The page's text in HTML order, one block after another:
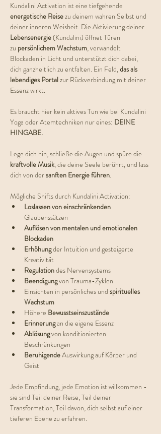
Kundalini Activation ist eine tiefgehende
energetische Reise zu deinem wahren Selbst und
deiner inneren Weisheit. Die Aktivierung deiner
Lebensenergie (Kundalini) öffnet Türen
zu persönlichem Wachstum, verwandelt
Blockaden in Licht und unterstützt dich dabei,
dich ganzheitlich zu entfalten. Ein Feld, das als
lebendiges Portal zur Rückverbindung mit deiner
Essenz wirkt.
Es braucht hier kein aktives Tun wie bei Kundalini
Yoga oder Atemtechniken nur eines: DEINE
HINGABE.
Lege dich hin, schließe die Augen und spüre die
kraftvolle Musik, die deine Seele berührt, und lass
dich von der sanften Energie führen.
Mögliche Shifts durch Kundalini Activation:
Loslassen von einschränkenden
Glaubenssätzen
Auflösen von mentalen und emotionalen
Blockaden
Erhöhung der Intuition und gesteigerte
Kreativität
Regulation des Nervensystems
Beendigung von Trauma-Zyklen
Einsichten in persönliches und spirituelles
Wachstum
Höhere Bewusstseinszustände
Erinnerung an die eigene Essenz
Ablösung von konditionierten
Beschränkungen
Beruhigende Auswirkung auf Körper und
Geist
Jede Empfindung, jede Emotion ist willkommen -
sie sind Teil deiner Reise, Teil deiner
Transformation, Teil davon, dich selbst auf einer
tieferen Ebene zu erfahren.